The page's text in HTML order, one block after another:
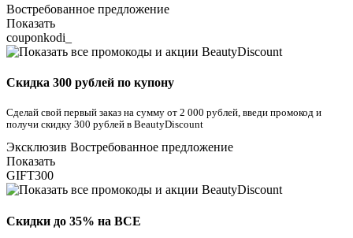
Востребованное предложение
Показать
couponkodi_
Скидка 300 рублей по купону
Сделай свой первый заказ на сумму от 2 000 рублей, введи промокод и
получи скидку 300 рублей в BeautyDiscount
Эксклюзив Востребованное предложение
Показать
GIFT300
Скидки до 35% на ВСЕ